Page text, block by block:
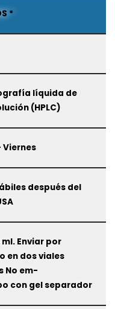
*
líquida de
(HPLC)
Viernes
después del
ml. Enviar por
en dos viales
No em-
con gel separador